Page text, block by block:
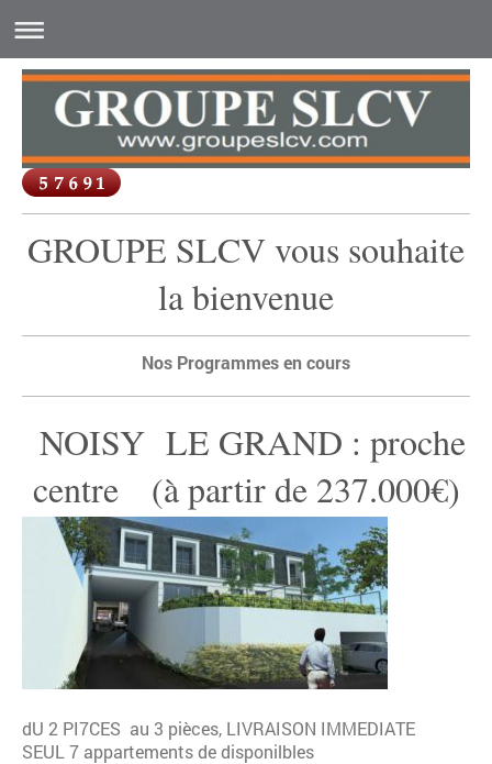
GROUPE SLCV vous souhaite
la bienvenue
Nos Programmes en cours
NOISY LE GRAND : proche
centre (à partir de 237.000€)
dU 2 PI7CES au 3 pièces, LIVRAISON IMMEDIATE
SEUL 7 appartements de disponilbles